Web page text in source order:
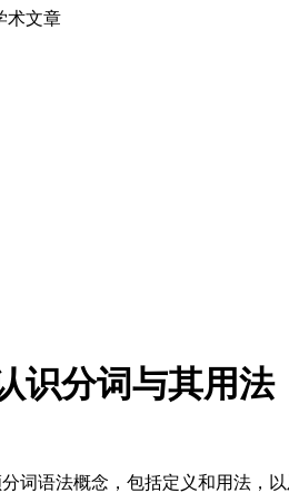
术文章
识分词与其用法
词语法概念，包括定义和用法，